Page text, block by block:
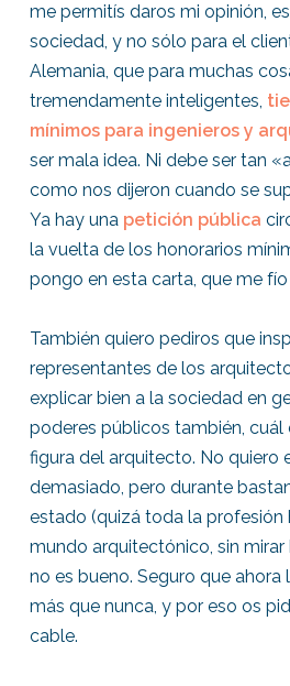
me permitís daros mi opinión,
sociedad, y no sólo para el
Alemania, que para muchas
tremendamente inteligentes,
mínimos para ingenieros y
ser mala idea. Ni debe ser tan
como nos dijeron cuando se
Ya hay una petición pública
la vuelta de los honorarios
pongo en esta carta, que me
También quiero pediros que
representantes de los
explicar bien a la sociedad en
poderes públicos también, cuál
figura del arquitecto. No quiero
demasiado, pero durante
estado (quizá toda la profesión
mundo arquitectónico, sin mirar
no es bueno. Seguro que
más que nunca, y por eso os
cable.